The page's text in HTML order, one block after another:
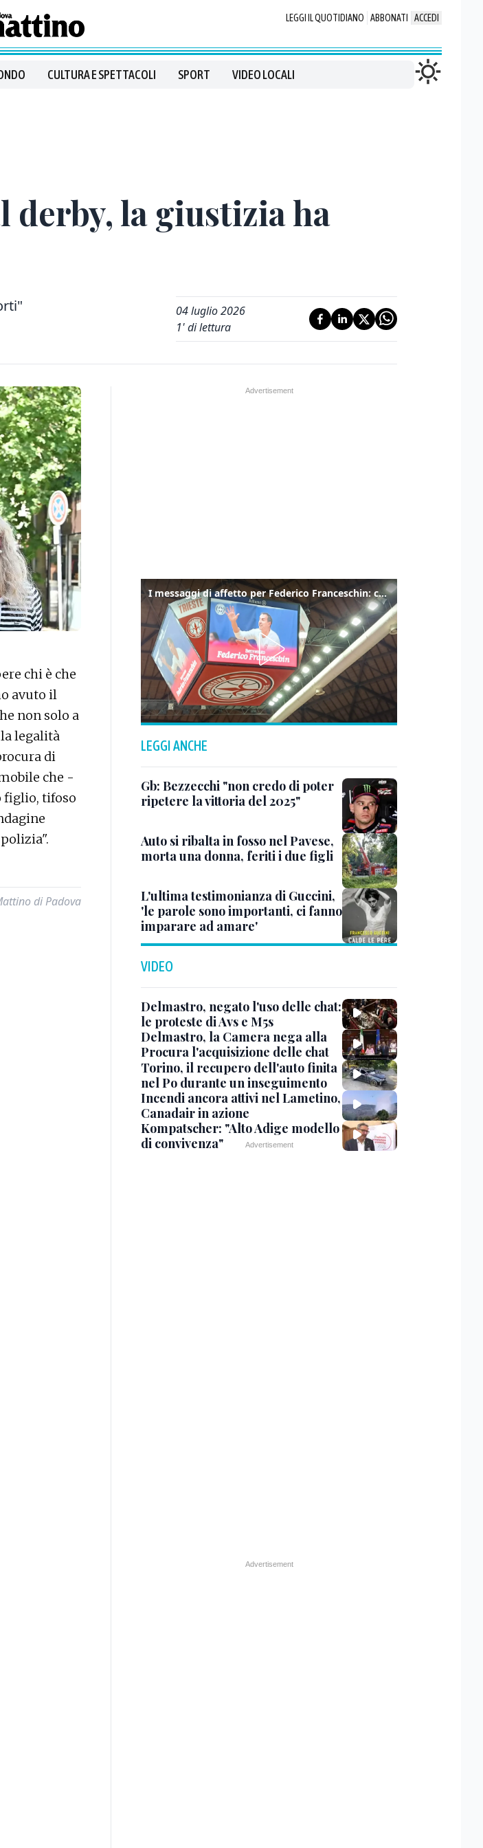
LEGGI IL QUOTIDIANO ABBONATI ACCEDI
CULTURA E SPETTACOLI SPORT VIDEO LOCALI
derby, la giustizia ha
04 luglio 2026
1' di lettura
chi è che
avuto il
non solo a
legalità
di
che -
figlio, tifoso
di Padova
I messaggi di affetto per Federico Franceschin: così il mondo del basket gli è stato accanto fino all’ultimo
LEGGI ANCHE
Gb: Bezzecchi "non credo di poter
ripetere la vittoria del 2025"
Auto si ribalta in fosso nel Pavese,
morta una donna, feriti i due figli
L'ultima testimonianza di Guccini,
'le parole sono importanti, ci fanno
imparare ad amare'
VIDEO
Delmastro, negato l'uso delle chat:
le proteste di Avs e M5s
Delmastro, la Camera nega alla
Procura l'acquisizione delle chat
Torino, il recupero dell'auto finita
nel Po durante un inseguimento
Incendi ancora attivi nel Lametino,
Canadair in azione
Kompatscher: "Alto Adige modello
di convivenza"